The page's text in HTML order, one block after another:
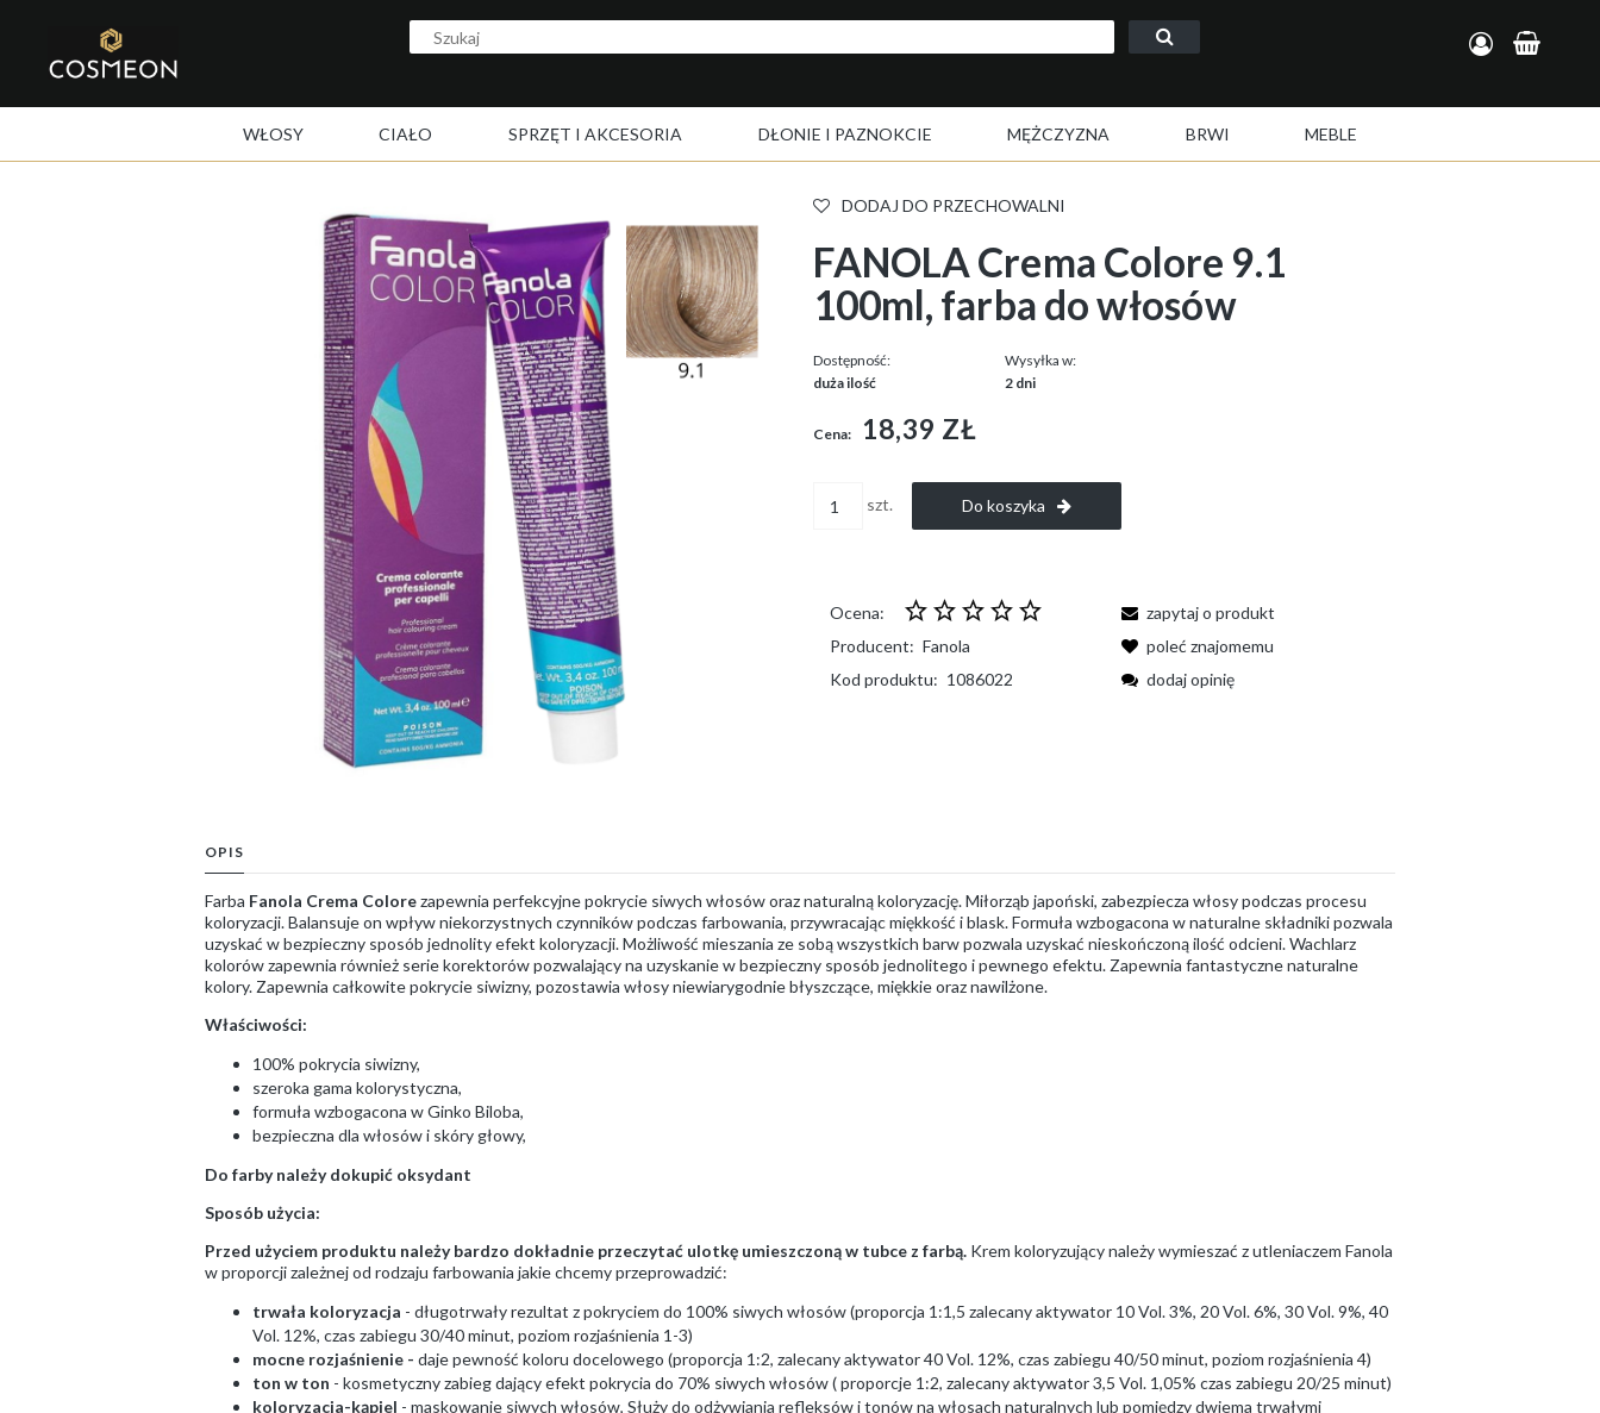
WŁOSY CIAŁO SPRZĘT I AKCESORIA DŁONIE I PAZNOKCIE MĘŻCZYZNA BRWI MEBLE
DODAJ DO PRZECHOWALNI
FANOLA Crema Colore 9.1
100ml, farba do włosów
Dostępność:
duża ilość
Wysyłka w:
2 dni
Cena: 18,39 ZŁ
szt. Do koszyka
Ocena:
Producent: Fanola
Kod produktu: 1086022
zapytaj o produkt
poleć znajomemu
dodaj opinię
OPIS
Farba Fanola Crema Colorezapewnia perfekcyjne pokrycie siwych włosów oraz naturalną koloryzację. Miłorząb japoński, zabezpiecza włosy podczas procesu
koloryzacji. Balansuje on wpływ niekorzystnych czynników podczas farbowania, przywracając miękkość i blask. Formuła wzbogacona w naturalne składniki pozwala
uzyskać w bezpieczny sposób jednolity efekt koloryzacji. Możliwość mieszania ze sobą wszystkich barw pozwala uzyskać nieskończoną ilość odcieni. Wachlarz
kolorów zapewnia również serie korektorów pozwalający na uzyskanie w bezpieczny sposób jednolitego i pewnego efektu. Zapewnia fantastyczne naturalne
kolory. Zapewnia całkowite pokrycie siwizny, pozostawia włosy niewiarygodnie błyszczące, miękkie oraz nawilżone.
Właściwości:
100% pokrycia siwizny,
szeroka gama kolorystyczna,
formuła wzbogacona w Ginko Biloba,
bezpieczna dla włosów i skóry głowy,
Do farby należy dokupić oksydant
Sposób użycia:
Przed użyciem produktu należy bardzo dokładnie przeczytać ulotkę umieszczoną w tubce z farbą. Krem koloryzujący należy wymieszać z utleniaczem Fanola
w proporcji zależnej od rodzaju farbowania jakie chcemy przeprowadzić:
trwała koloryzacja - długotrwały rezultat z pokryciem do 100% siwych włosów (proporcja 1:1,5 zalecany aktywator 10 Vol. 3%, 20 Vol. 6%, 30 Vol. 9%, 40
Vol. 12%, czas zabiegu 30/40 minut, poziom rozjaśnienia 1-3)
mocne rozjaśnienie - daje pewność koloru docelowego (proporcja 1:2, zalecany aktywator 40 Vol. 12%, czas zabiegu 40/50 minut, poziom rozjaśnienia 4)
ton w ton - kosmetyczny zabieg dający efekt pokrycia do 70% siwych włosów ( proporcje 1:2, zalecany aktywator 3,5 Vol. 1,05% czas zabiegu 20/25 minut)
koloryzacja-kąpiel - maskowanie siwych włosów, Służy do odżywiania refleksów i tonów na włosach naturalnych lub pomiędzy dwiema trwałymi